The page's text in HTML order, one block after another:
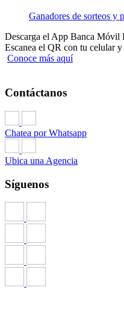
Ganadores de sorteos y
Descarga el App Banca Móvil
Escanea el QR con tu celular y
Conoce más aquí
Contáctanos
Chatea por Whatsapp
Ubica una Agencia
Síguenos